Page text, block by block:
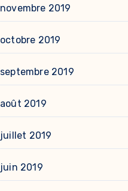
novembre 2019
octobre 2019
septembre 2019
août 2019
juillet 2019
juin 2019